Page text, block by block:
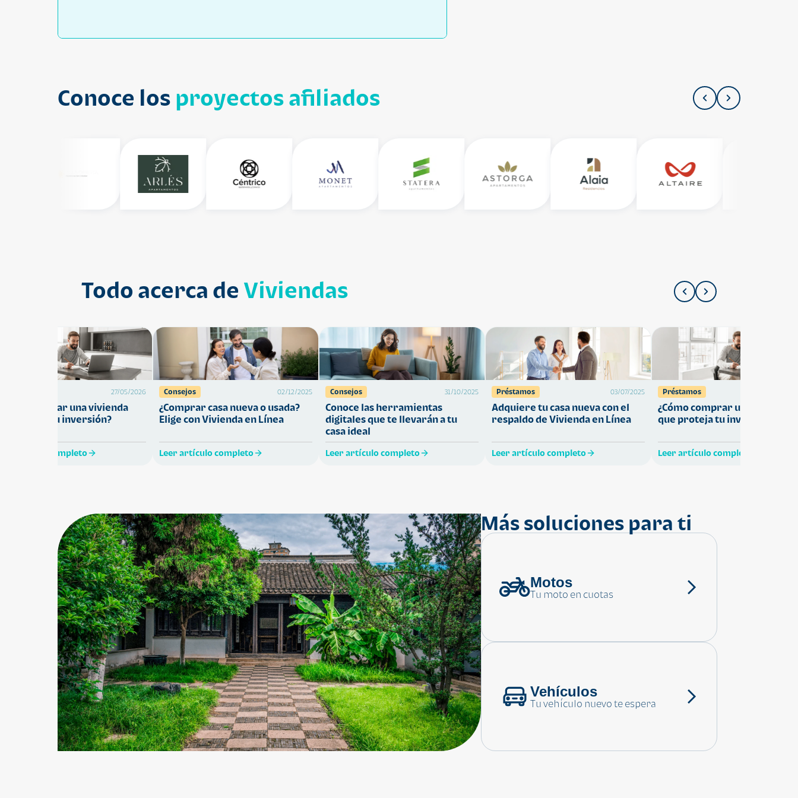
Conoce los proyectos afiliados
Todo acerca de Viviendas
27/05/2026
comprar una vivienda
proteja tu inversión?
artículo completo
Consejos 02/12/2025
¿Comprar casa nueva o usada?
Elige con Vivienda en Línea
Leer artículo completo
Consejos 31/10/2025
Conoce las herramientas
digitales que te llevarán a tu
casa ideal
Leer artículo completo
Préstamos 03/07/2025
Adquiere tu casa nueva con el
respaldo de Vivienda en Línea
Leer artículo completo
Préstamos
¿Cómo comprar una vivienda
que proteja tu inversión?
Leer artículo completo
Más soluciones para ti
Motos
Tu moto en cuotas
Vehículos
Tu vehículo nuevo te espera